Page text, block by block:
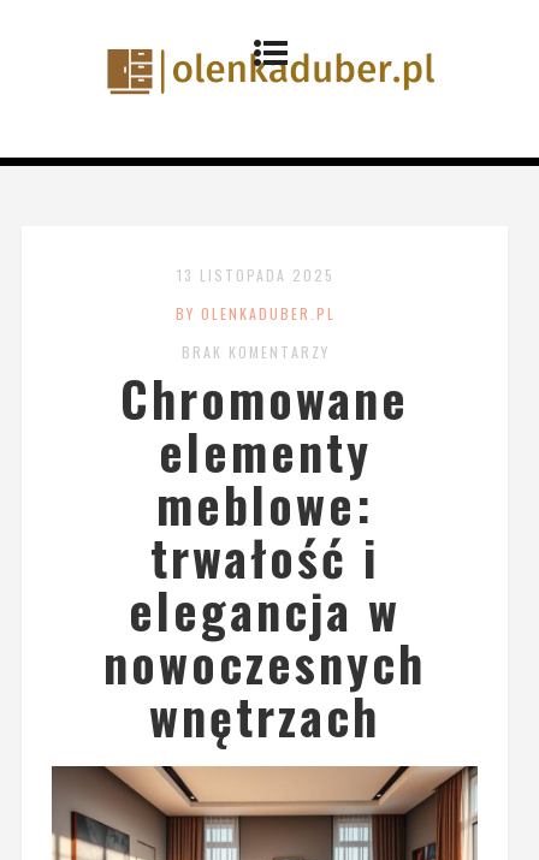
13 LISTOPADA 2025
BY OLENKADUBER.PL
BRAK KOMENTARZY
Chromowane
elementy
meblowe:
trwałość i
elegancja w
nowoczesnych
wnętrzach